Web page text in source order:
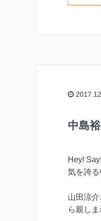
中島
Hey!
気を誇る
山田涼
ら親し